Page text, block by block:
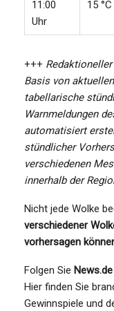
11:00
Uhr
15 °C
+++
Basis von
tabellarische
Warnmeldungen
automatisiert
stündlicher
verschiedenen
innerhalb der
Nicht jede Wolke
verschiedener
vorhersagen
Folgen Sie News.de
Hier finden Sie
Gewinnspiele und